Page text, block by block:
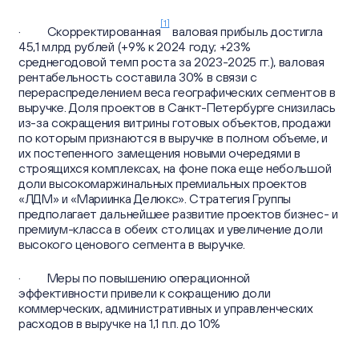
· Скорректированная
[1]
валовая прибыль достигла
45,1 млрд рублей (+9% к 2024 году; +23%
среднегодовой темп роста за 2023-2025 гг.), валовая
рентабельность составила 30% в связи с
перераспределением веса географических сегментов в
выручке. Доля проектов в Санкт-Петербурге снизилась
из-за сокращения витрины готовых объектов, продажи
по которым признаются в выручке в полном объеме, и
их постепенного замещения новыми очередями в
строящихся комплексах, на фоне пока еще небольшой
доли высокомаржинальных премиальных проектов
«ЛДМ» и «Мариинка Делюкс». Стратегия Группы
предполагает дальнейшее развитие проектов бизнес- и
премиум-класса в обеих столицах и увеличение доли
высокого ценового сегмента в выручке.
· Меры по повышению операционной
эффективности привели к сокращению доли
коммерческих, административных и управленческих
расходов в выручке на 1,1 п.п. до 10%